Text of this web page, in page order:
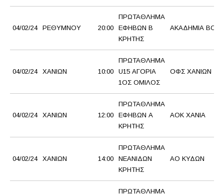
04/02/24 ΡΕΘΥΜΝΟΥ 20:00
ΠΡΩΤΑΘΛΗΜΑ
ΕΦΗΒΩΝ Β
ΚΡΗΤΗΣ
ΑΚΑΔΗΜΙΑ BC
04/02/24 ΧΑΝΙΩΝ 10:00
ΠΡΩΤΑΘΛΗΜΑ
U15 ΑΓΟΡΙΑ
1ΟΣ ΟΜΙΛΟΣ
ΟΦΣ ΧΑΝΙΩΝ
04/02/24 ΧΑΝΙΩΝ 12:00
ΠΡΩΤΑΘΛΗΜΑ
ΕΦΗΒΩΝ Α
ΚΡΗΤΗΣ
AOK XANΙΑ
04/02/24 ΧΑΝΙΩΝ 14:00
ΠΡΩΤΑΘΛΗΜΑ
ΝΕΑΝΙΔΩΝ
ΚΡΗΤΗΣ
ΑΟ ΚΥΔΩΝ
ΠΡΩΤΑΘΛΗΜΑ